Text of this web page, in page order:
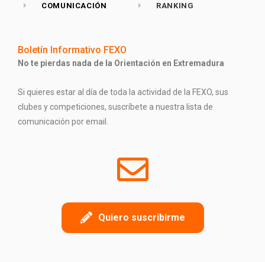
COMUNICACIÓN
RANKING
Boletín Informativo FEXO
No te pierdas nada de la Orientación en Extremadura
Si quieres estar al día de toda la actividad de la FEXO, sus
clubes y competiciones, suscríbete a nuestra lista de
comunicación por email.
Quiero suscribirme